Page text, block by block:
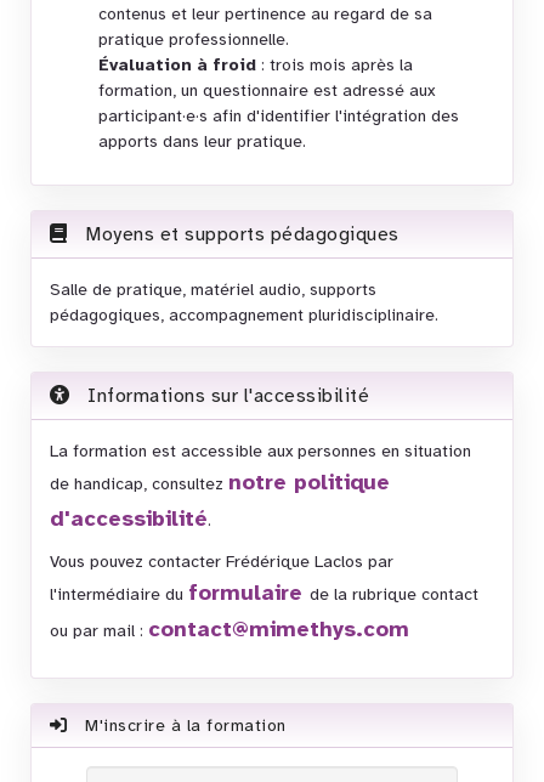
contenus et leur pertinence au regard de sa
pratique professionnelle.
Évaluation à froid : trois mois après la
formation, un questionnaire est adressé aux
participant·e·s afin d'identifier l'intégration des
apports dans leur pratique.
Moyens et supports pédagogiques
Salle de pratique, matériel audio, supports
pédagogiques, accompagnement pluridisciplinaire.
Informations sur l'accessibilité
La formation est accessible aux personnes en situation
de handicap, consultez notre politique
d'accessibilité.
Vous pouvez contacter Frédérique Laclos par
l'intermédiaire du formulaire de la rubrique contact
ou par mail : contact@mimethys.com
M'inscrire à la formation